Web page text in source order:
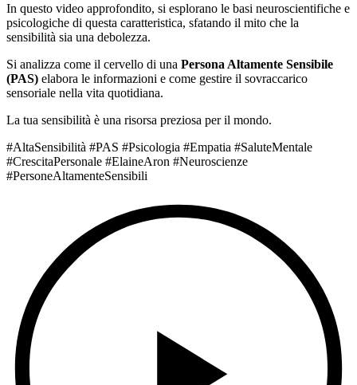
In questo video approfondito, si esplorano le basi neuroscientifiche e
psicologiche di questa caratteristica, sfatando il mito che la
sensibilità sia una debolezza.
Si analizza come il cervello di una Persona Altamente Sensibile
(PAS) elabora le informazioni e come gestire il sovraccarico
sensoriale nella vita quotidiana.
La tua sensibilità è una risorsa preziosa per il mondo.
#AltaSensibilità #PAS #Psicologia #Empatia #SaluteMentale
#CrescitaPersonale #ElaineAron #Neuroscienze
#PersoneAltamenteSensibili